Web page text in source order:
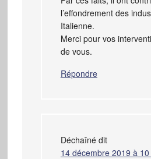
l’effondrement des
Italienne.
Merci pour vos
de vous.
Répondre
Déchaîné dit
14 décembre 2019 à